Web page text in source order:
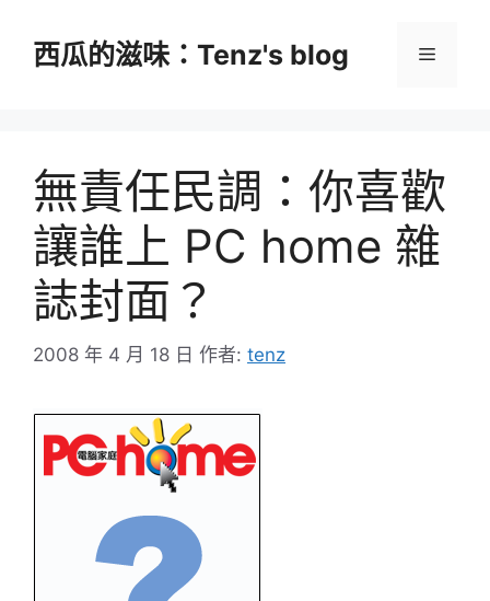
西瓜的滋味：Tenz's blog 選
無責任民調：你喜歡
讓誰上 PC home 雜
誌封面？
2008 年 4 月 18 日 作者: tenz